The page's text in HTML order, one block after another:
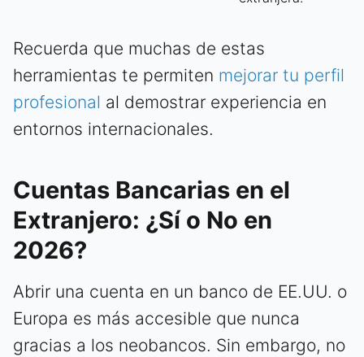
Recuerda que muchas de estas
herramientas te permiten mejorar tu perfil
profesional al demostrar experiencia en
entornos internacionales.
Cuentas Bancarias en el
Extranjero: ¿Sí o No en
2026?
Abrir una cuenta en un banco de EE.UU. o
Europa es más accesible que nunca
gracias a los neobancos. Sin embargo, no